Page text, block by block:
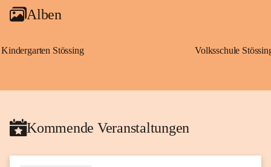
Alben
Kindergarten Stössing Volksschule
Kommende Veranstaltungen